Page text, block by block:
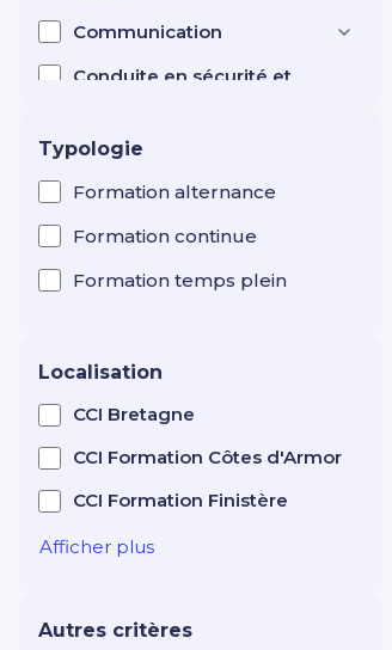
Communication
Conduite en sécurité et
Création d'entreprise
Entrepreneuriat
Efficacité professionnelle
Electricité
Formation de formateur
Horlogerie
Hôtellerie Restauration
transaction, syndic
Typologie
Formation alternance
Formation continue
Formation temps plein
Localisation
CCI Bretagne
CCI Formation Côtes d'Armor
CCI Formation Finistère
Afficher plus
Autres critères